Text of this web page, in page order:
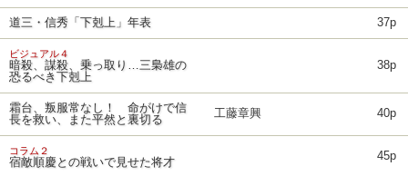
道三・信秀「下剋上」年表 37p
ビジュアル４
暗殺、謀殺、乗っ取り…三梟雄の
恐るべき下剋上
38p
霜台、叛服常なし！ 命がけで信
長を救い、また平然と裏切る
工藤章興 40p
コラム２
宿敵順慶との戦いで見せた将才 45p